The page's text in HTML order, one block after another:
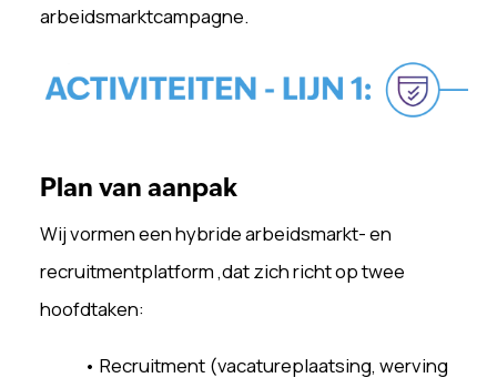
arbeidsmarktcampagne.
Plan van aanpak
Wij vormen een hybride arbeidsmarkt- en
recruitmentplatform ,dat zich richt op twee
hoofdtaken:
• Recruitment (vacatureplaatsing, werving